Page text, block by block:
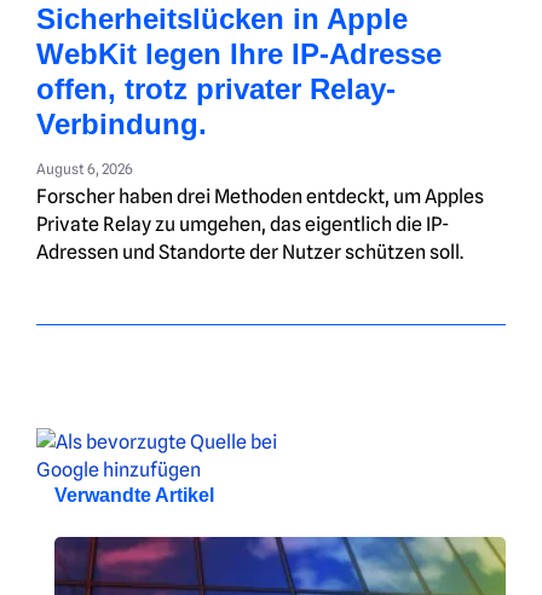
Sicherheitslücken in Apple
WebKit legen Ihre IP-Adresse
offen, trotz privater Relay-
Verbindung.
August 6, 2026
Forscher haben drei Methoden entdeckt, um Apples
Private Relay zu umgehen, das eigentlich die IP-
Adressen und Standorte der Nutzer schützen soll.
Verwandte Artikel